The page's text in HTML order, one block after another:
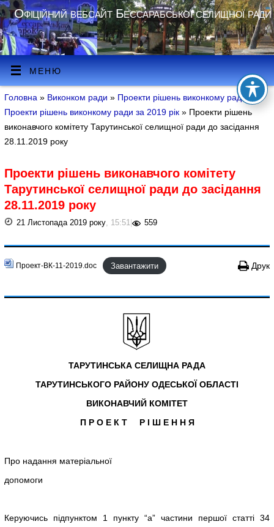
Офіційний вебсайт Бессарабської селищної ради
МЕНЮ
Головна » Виконком ради» Проекти рішень виконкому ради»
Проекти рішень виконкому ради за 2019 рік» Проекти рішень
виконавчого комітету Тарутинської селищної ради до засідання
28.11.2019 року
Проекти рішень виконавчого комітету
Тарутинської селищної ради до засідання
28.11.2019 року
21 Листопада 2019 року, 15:51| 559
Проект-ВК-11-2019.doc Завантажити Друк
ТАРУТИНСЬКА СЕЛИЩНА РАДА
ТАРУТИНСЬКОГО РАЙОНУ ОДЕСЬКОЇ ОБЛАСТІ
ВИКОНАВЧИЙ КОМІТЕТ
П Р О Е К Т Р І Ш Е Н Н Я
Про надання матеріальної
допомоги
Керуючись підпунктом 1 пункту “а” частини першої статті 34